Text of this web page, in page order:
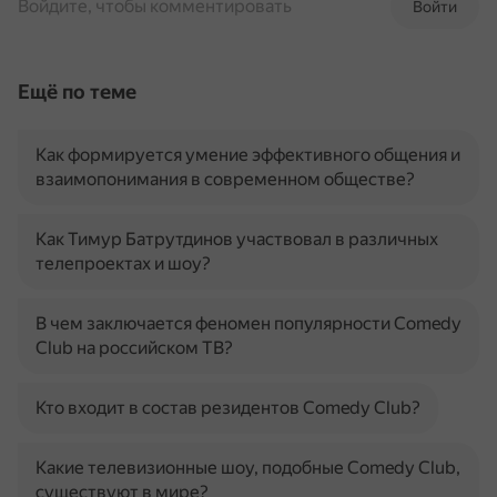
Войти
Войдите, чтобы комментировать
Ещё по теме
Как формируется умение эффективного общения и
взаимопонимания в современном обществе?
Как Тимур Батрутдинов участвовал в различных
телепроектах и шоу?
В чем заключается феномен популярности Comedy
Club на российском ТВ?
Кто входит в состав резидентов Comedy Club?
Какие телевизионные шоу, подобные Comedy Club,
существуют в мире?